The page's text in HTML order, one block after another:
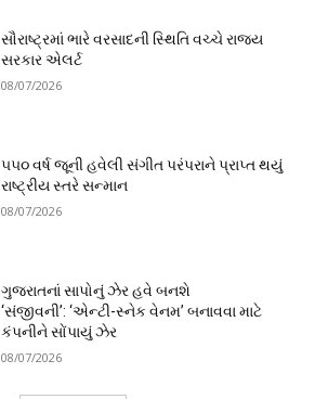
સૌરાષ્ટ્રમાં ભારે વરસાદની સ્થિતિ વચ્ચે રાજ્ય
સરકાર એલર્ટ
08/07/2026
૫૫૦ વર્ષ જૂની હવેલી સંગીત પરંપરાને પ્રાપ્ત થયું
રાષ્ટ્રીય સ્તરે સન્માન
08/07/2026
ગુજરાતનાં સાપોનું ઝેર હવે બનશે
‘સંજીવની’: ‘એન્ટી-સ્નેક વેનમ’ બનાવવા માટે
કંપનીને સોંપાયું ઝેર
08/07/2026